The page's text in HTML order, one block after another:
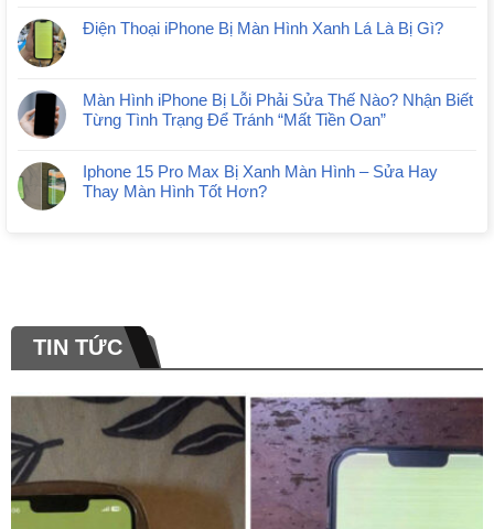
Điện Thoại iPhone Bị Màn Hình Xanh Lá Là Bị Gì?
Màn Hình iPhone Bị Lỗi Phải Sửa Thế Nào? Nhận Biết
Từng Tình Trạng Để Tránh “Mất Tiền Oan”
Iphone 15 Pro Max Bị Xanh Màn Hình – Sửa Hay
Thay Màn Hình Tốt Hơn?
TIN TỨC